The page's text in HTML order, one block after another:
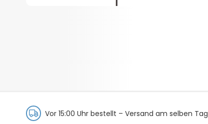
Vor 15:00 Uhr bestellt – Versand am selben Tag